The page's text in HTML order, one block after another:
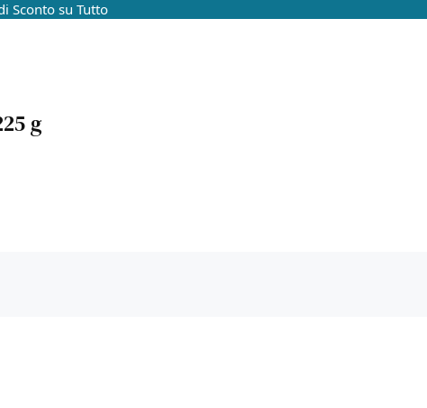
Sconto su Tutto
g